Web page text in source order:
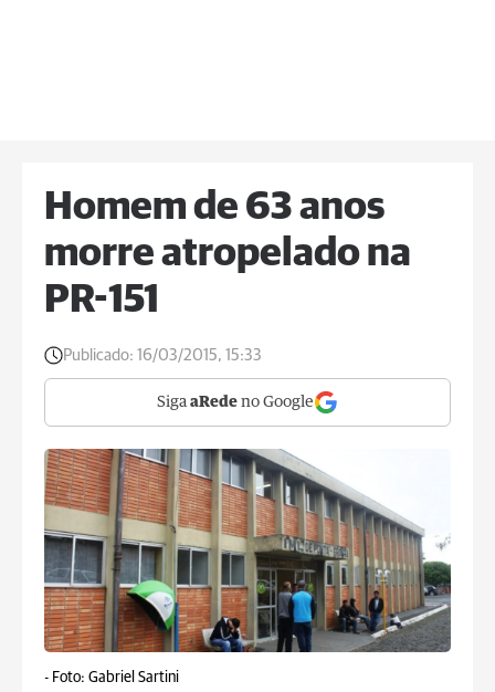
Homem de 63 anos
morre atropelado na
PR-151
Publicado: 16/03/2015, 15:33
Siga aRede no Google
- Foto: Gabriel Sartini